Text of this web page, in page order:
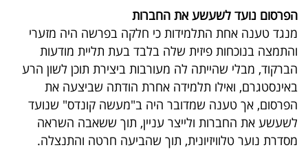
הפרסום נועד לשעשע את החברות
מנגד טענה אחת התלמידות כי חלקה בפרשה היה מזערי
והתמצה בנוכחות פיזית שלה בלבד בעת תליית מודעות
הברקוד, מבלי שהייתה לה מעורבות ביצירת תוכן לשון הרע
באינסטגרם, ואילו תלמידה אחרת הודתה שביצעה את
הפרסום, אך טענה שמדובר היה ב"מעשה קונדס" שנועד
לשעשע את החברות ולייצר עניין, תוך ששאבה השראה
מסדרת נוער טלוויזיונית, תוך שהביעה חרטה והתנצלה.